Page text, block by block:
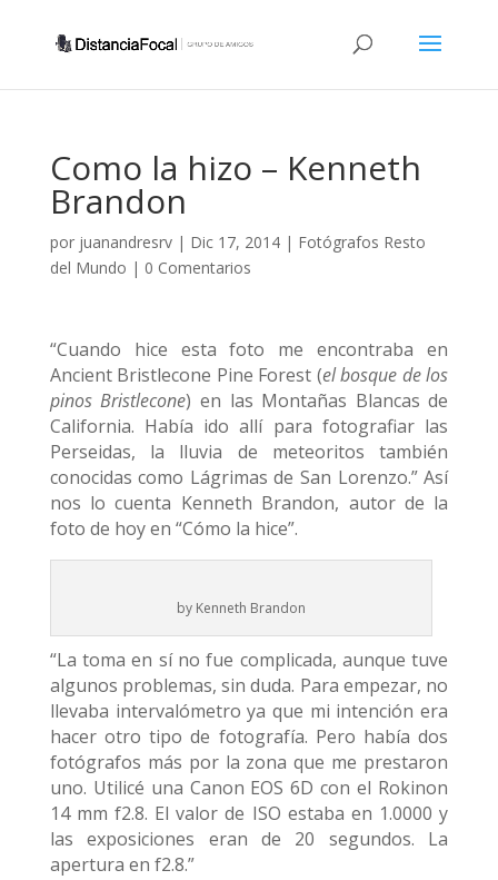
Como la hizo – Kenneth
Brandon
por juanandresrv| Dic 17, 2014| Fotógrafos Resto
del Mundo | 0 Comentarios
“Cuando hice esta foto me encontraba en
Ancient Bristlecone Pine Forest (el bosque de los
pinos Bristlecone) en las Montañas Blancas de
California. Había ido allí para fotografiar las
Perseidas, la lluvia de meteoritos también
conocidas como Lágrimas de San Lorenzo.” Así
nos lo cuenta Kenneth Brandon, autor de la
foto de hoy en “Cómo la hice”.
by Kenneth Brandon
“La toma en sí no fue complicada, aunque tuve
algunos problemas, sin duda. Para empezar, no
llevaba intervalómetro ya que mi intención era
hacer otro tipo de fotografía. Pero había dos
fotógrafos más por la zona que me prestaron
uno. Utilicé una Canon EOS 6D con el Rokinon
14 mm f2.8. El valor de ISO estaba en 1.0000 y
las exposiciones eran de 20 segundos. La
apertura en f2.8.”